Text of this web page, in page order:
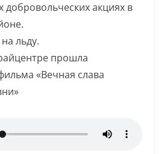
акциях в
льду.
прошла
«Вечная слава